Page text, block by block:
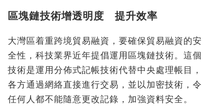
區塊鏈技術增透明度 提升效率
大灣區着重跨境貿易融資，要確保貿易融資的安
全性，科技業界近年提倡運用區塊鏈技術。這個
技術是運用分佈式記帳技術代替中央處理帳目，
各方通過網絡直接進行交易，並以加密技術，令
任何人都不能隨意更改記錄，加強資料安全。